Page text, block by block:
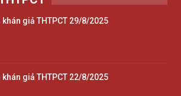
khán giả THTPCT 29/8/2025
khán giả THTPCT 22/8/2025